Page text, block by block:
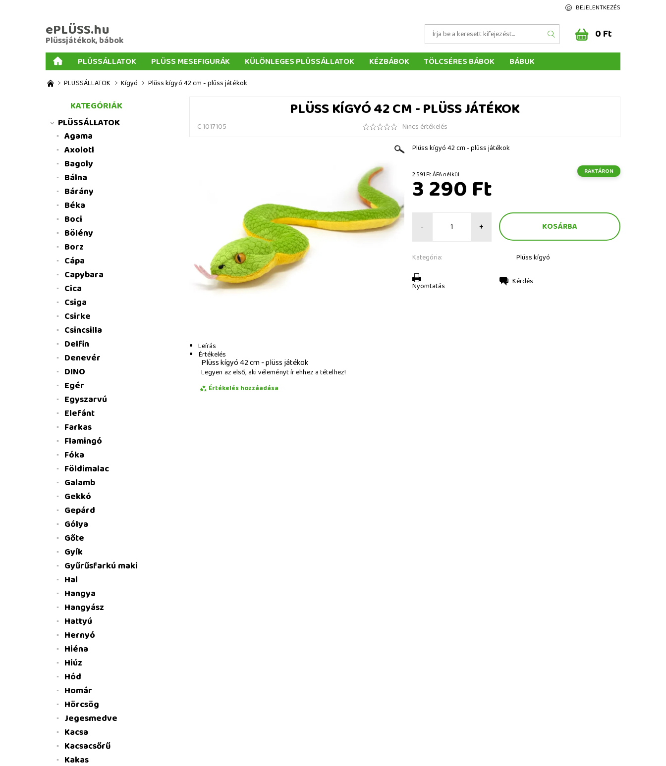
BEJELENTKEZÉS
ePLÜSS.hu
Plüssjátékok, bábok 0 Ft
PLÜSSÁLLATOK PLÜSS MESEFIGURÁK KÜLÖNLEGES PLÜSSÁLLATOK KÉZBÁBOK TÖLCSÉRES BÁBOK
BÁBUK
AJÁNDÉKOK PLÜSSÖKHÖZ
MENNYISÉGI KEDVEZMÉNYEK
ÜZLETI FELTÉTELEK
PLÜSSÁLLATOK Kígyó Plüss kígyó 42 cm - plüss játékok
PLÜSS KÍGYÓ 42 CM - PLÜSS JÁTÉKOK
C 1017105
Nincs értékelés
Plüss kígyó 42 cm - plüss játékok
2 591 Ft ÁFA nélkül RAKTÁRON
3 290 Ft
- +
Kategória: Plüss kígyó
Nyomtatás Kérdés
Leírás
Értékelés
Plüss kígyó 42 cm - plüss játékok
Legyen az első, aki véleményt ír ehhez a tételhez!
Értékelés hozzáadása
KATEGÓRIÁK
PLÜSSÁLLATOK
Agama
Axolotl
Bagoly
Bálna
Bárány
Béka
Boci
Bölény
Borz
Cápa
Capybara
Cica
Csiga
Csirke
Csincsilla
Delfin
Denevér
DINO
Egér
Egyszarvú
Elefánt
Farkas
Flamingó
Fóka
Földimalac
Galamb
Gekkó
Gepárd
Gólya
Gőte
Gyík
Gyűrűsfarkú maki
Hal
Hangya
Hangyász
Hattyú
Hernyó
Hiéna
Hiúz
Hód
Homár
Hörcsög
Jegesmedve
Kacsa
Kacsacsőrű
Kakas